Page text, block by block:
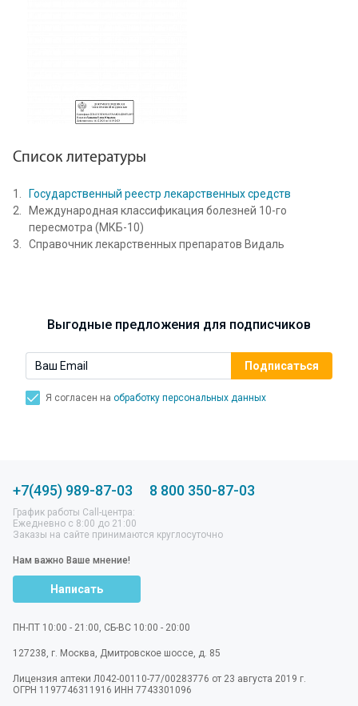
Список литературы
Государственный реестр лекарственных средств
Международная классификация болезней 10-го
пересмотра (МКБ-10)
Справочник лекарственных препаратов Видаль
Выгодные предложения для подписчиков
Я согласен на обработку персональных данных
+7(495) 989-87-03 8 800 350-87-03
График работы Call-центра:
Ежедневно с 8:00 до 21:00
Заказы на сайте принимаются круглосуточно
Нам важно Ваше мнение!
Написать
ПН-ПТ 10:00 - 21:00, СБ-ВС 10:00 - 20:00
127238, г. Москва, Дмитровское шоссе, д. 85
Лицензия аптеки Л042-00110-77/00283776 от 23 августа 2019 г.
ОГРН 1197746311916 ИНН 7743301096